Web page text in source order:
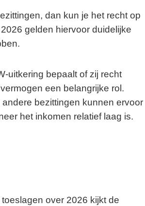
dan kun je het recht op
gelden hiervoor duidelijke
uitkering bepaalt of zij recht
een belangrijke rol.
bezittingen kunnen ervoor
het inkomen relatief laag is.
over 2026 kijkt de